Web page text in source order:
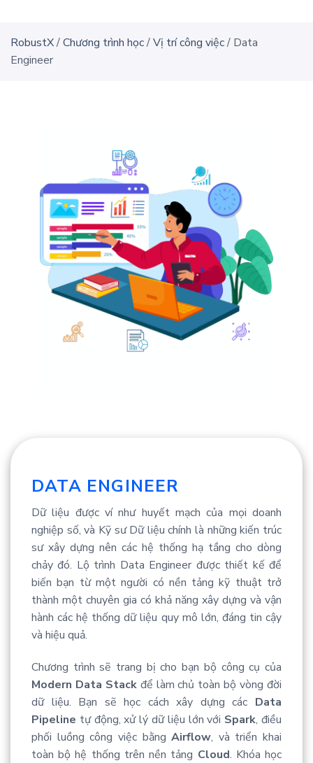
RobustX/Chương trình học/Vị trí công việc/ Data
Engineer
DATA ENGINEER
Dữ liệu được ví như huyết mạch của mọi doanh
nghiệp số, và Kỹ sư Dữ liệu chính là những kiến trúc
sư xây dựng nên các hệ thống hạ tầng cho dòng
chảy đó. Lộ trình Data Engineer được thiết kế để
biến bạn từ một người có nền tảng kỹ thuật trở
thành một chuyên gia có khả năng xây dựng và vận
hành các hệ thống dữ liệu quy mô lớn, đáng tin cậy
và hiệu quả.
Chương trình sẽ trang bị cho bạn bộ công cụ của
Modern Data Stackđể làm chủ toàn bộ vòng đời
dữ liệu. Bạn sẽ học cách xây dựng các Data
Pipeline tự động, xử lý dữ liệu lớn với Spark, điều
phối luồng công việc bằngAirflow, và triển khai
toàn bộ hệ thống trên nền tảng Cloud. Khóa học